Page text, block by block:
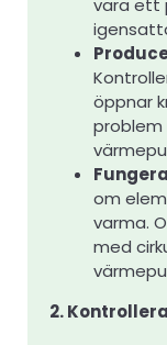
vara ett
öppnar
om
varma.
med
2.